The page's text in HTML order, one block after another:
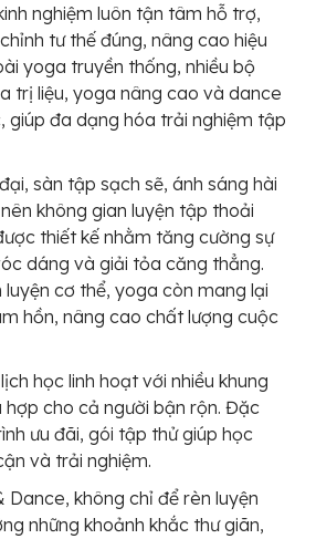
nghiệm luôn tận tâm hỗ trợ,
tư thế đúng, nâng cao hiệu
yoga truyền thống, nhiều bộ
trị liệu, yoga nâng cao và dance
giúp đa dạng hóa trải nghiệm tập
sàn tập sạch sẽ, ánh sáng hài
không gian luyện tập thoải
thiết kế nhằm tăng cường sự
dáng và giải tỏa căng thẳng.
luyện cơ thể, yoga còn mang lại
hồn, nâng cao chất lượng cuộc
học linh hoạt với nhiều khung
hợp cho cả người bận rộn. Đặc
ưu đãi, gói tập thử giúp học
và trải nghiệm.
Dance, không chỉ để rèn luyện
những khoảnh khắc thư giãn,